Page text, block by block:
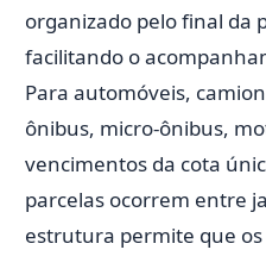
organizado pelo final da
facilitando o
Para automóveis,
ônibus, micro-ônibus,
vencimentos da cota
parcelas ocorrem entre
estrutura permite que